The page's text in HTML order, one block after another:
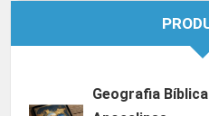
Geografia